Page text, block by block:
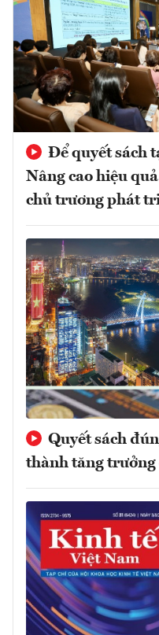
Để quyết sách
Nâng cao hiệu
chủ trương phát
Quyết sách
thành tăng trưởng